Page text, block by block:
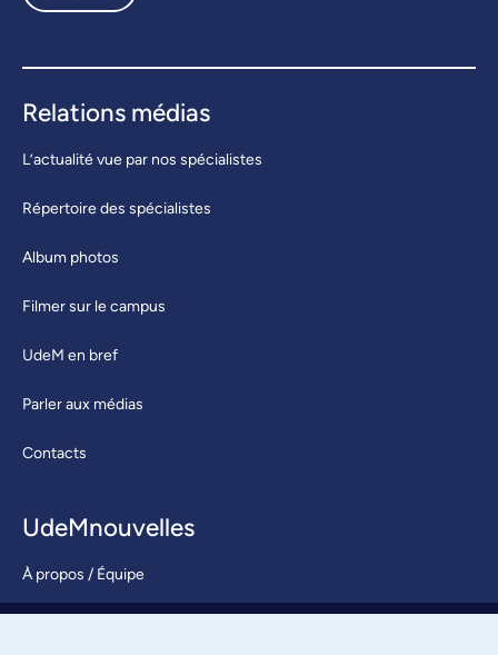
Relations médias
L’actualité vue par nos spécialistes
Répertoire des spécialistes
Album photos
Filmer sur le campus
UdeM en bref
Parler aux médias
Contacts
UdeMnouvelles
À propos / Équipe